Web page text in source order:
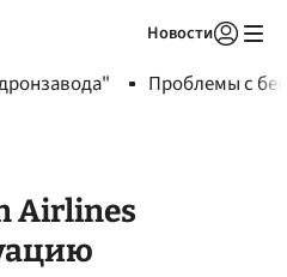
Новости
Проблемы с
Airlines